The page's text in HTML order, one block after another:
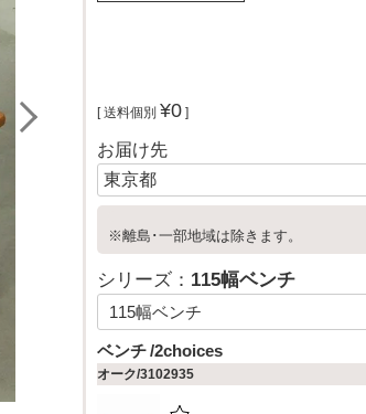
送料個別 ¥0
お届け先
※離島･一部地域は除きます。
シリーズ： 115幅ベンチ
ベンチ 2choices
オーク/3102935